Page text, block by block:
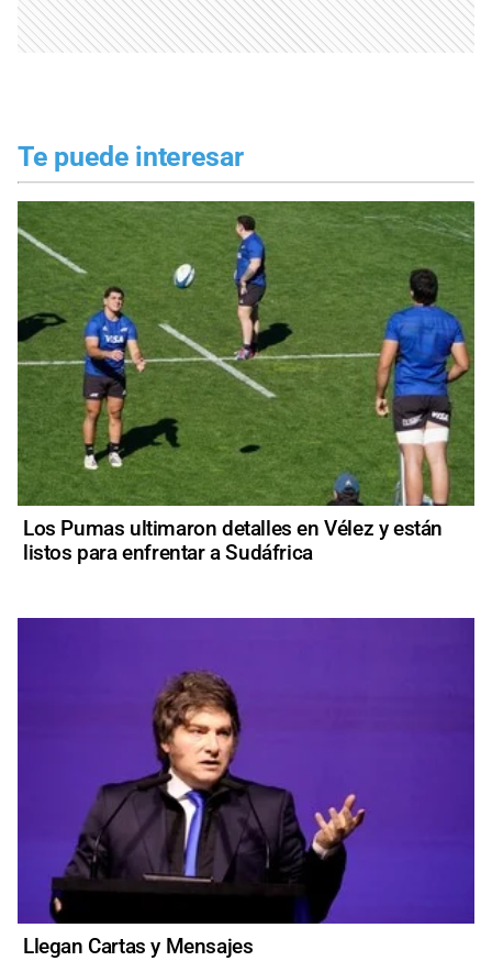
Te puede interesar
Los Pumas ultimaron detalles en Vélez y están
listos para enfrentar a Sudáfrica
Llegan Cartas y Mensajes